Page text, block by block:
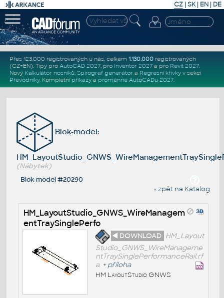
CZ | SK| EN | DE
Přes 123.000 registrovaných u nás, celkem 1.130.000registrovaných
(CZ+EN). Tipy pro AutoCAD 2027, pro Inventor 2027a pro Revit 2027.
Nový Kalkulátor nosníků, Spirograf generátor a Regresní křivkyv sekci
Převodníky. Kompletní příkazya proměnné AutoCADu 2027.
Blok-model:
(Nábytek)
Blok-model #20290
« zpět na Katalog
HM_LayoutStudio_GNWS_WireManagem
entTraySinglePerfo
◄ DOWNLOAD HM_Layout
Studio_GNWS_WireManageme
ntTraySinglePerformanceRail.rf
a + příloha
HM LayoutStudio GNWS